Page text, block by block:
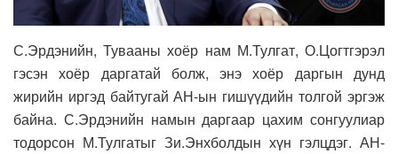
С.Эрдэнийн, Тувааны хоёр нам М.Тулгат, О.Цогтгэрэл
гэсэн хоёр даргатай болж, энэ хоёр даргын дунд
жирийн иргэд байтугай АН-ын гишүүдийн толгой эргэж
байна. С.Эрдэнийн намын даргаар цахим сонгуулиар
тодорсон М.Тулгатыг Зи.Энхболдын хүн гэлцдэг. АН-